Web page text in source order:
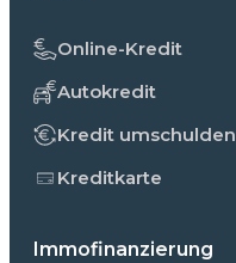
Online-Kredit
Autokredit
Kredit umschulden
Kreditkarte
Immofinanzierung